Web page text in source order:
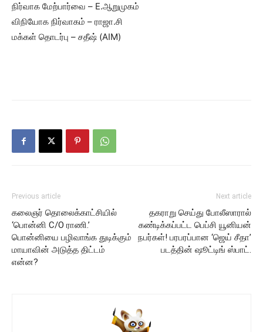
நிர்வாக மேற்பார்வை – E.ஆறுமுகம்
விநியோக நிர்வாகம் – ராஜா.சி
மக்கள் தொடர்பு – சதீஷ் (AIM)
Previous article
கலைஞர் தொலைக்காட்சியில்
‘பொன்னி C/O ராணி.’
பொன்னியை பழிவாங்க துடிக்கும்
மாயாவின் அடுத்த திட்டம்
என்ன?
Next article
தகராறு செய்து போலீஸாரால்
கண்டிக்கப்பட்ட பெப்சி யூனியன்
நபர்கள்! பரபரப்பான ‘ஜெய் சீதா’
படத்தின் ஷூட்டிங் ஸ்பாட்.